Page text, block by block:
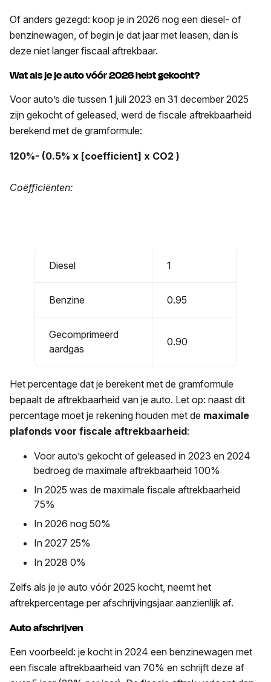
Of anders gezegd: koop je in 2026 nog een diesel- of
benzinewagen, of begin je dat jaar met leasen, dan is
deze niet langer fiscaal aftrekbaar.
Wat als je je auto vóór 2026 hebt gekocht?
Voor auto’s die tussen 1 juli 2023 en 31 december 2025
zijn gekocht of geleased, werd de fiscale aftrekbaarheid
berekend met de gramformule:
120%- (0.5% x [coefficient] x CO2 )
Coëfficiënten:
Diesel 1
Benzine 0.95
Gecomprimeerd
aardgas
0.90
Het percentage dat je berekent met de gramformule
bepaalt de aftrekbaarheid van je auto. Let op: naast dit
percentage moet je rekening houden met de maximale
plafonds voor fiscale aftrekbaarheid:
Voor auto’s gekocht of geleased in 2023 en 2024
bedroeg de maximale aftrekbaarheid 100%
In 2025 was de maximale fiscale aftrekbaarheid
75%
In 2026 nog 50%
In 2027 25%
In 2028 0%
Zelfs als je je auto vóór 2025 kocht, neemt het
aftrekpercentage per afschrijvingsjaar aanzienlijk af.
Auto afschrijven
Een voorbeeld: je kocht in 2024 een benzinewagen met
een fiscale aftrekbaarheid van 70% en schrijft deze af